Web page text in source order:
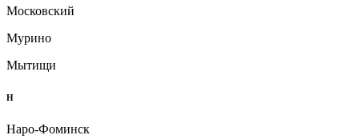
Московский
Мурино
Мытищи
Н
Наро-Фоминск